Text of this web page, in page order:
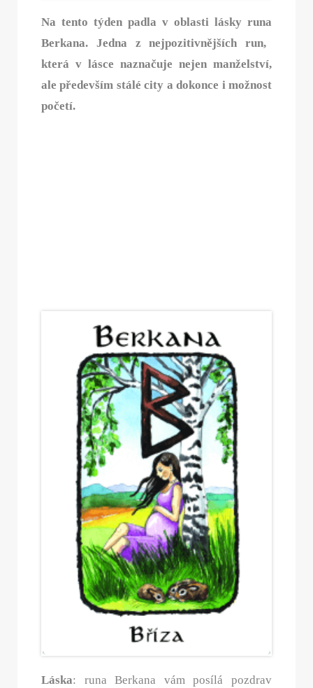
Na tento týden padla v oblasti lásky runa
Berkana. Jedna z nejpozitivnějších run,
která v lásce naznačuje nejen manželství,
ale především stálé city a dokonce i možnost
početí.
Láska: runa Berkana vám posílá pozdrav